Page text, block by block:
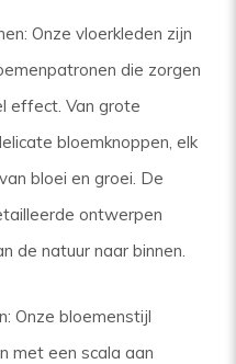
Onze vloerkleden zijn
die zorgen
effect. Van grote
bloemknoppen, elk
bloei en groei. De
ontwerpen
de natuur naar binnen.
Onze bloemenstijl
met een scala aan